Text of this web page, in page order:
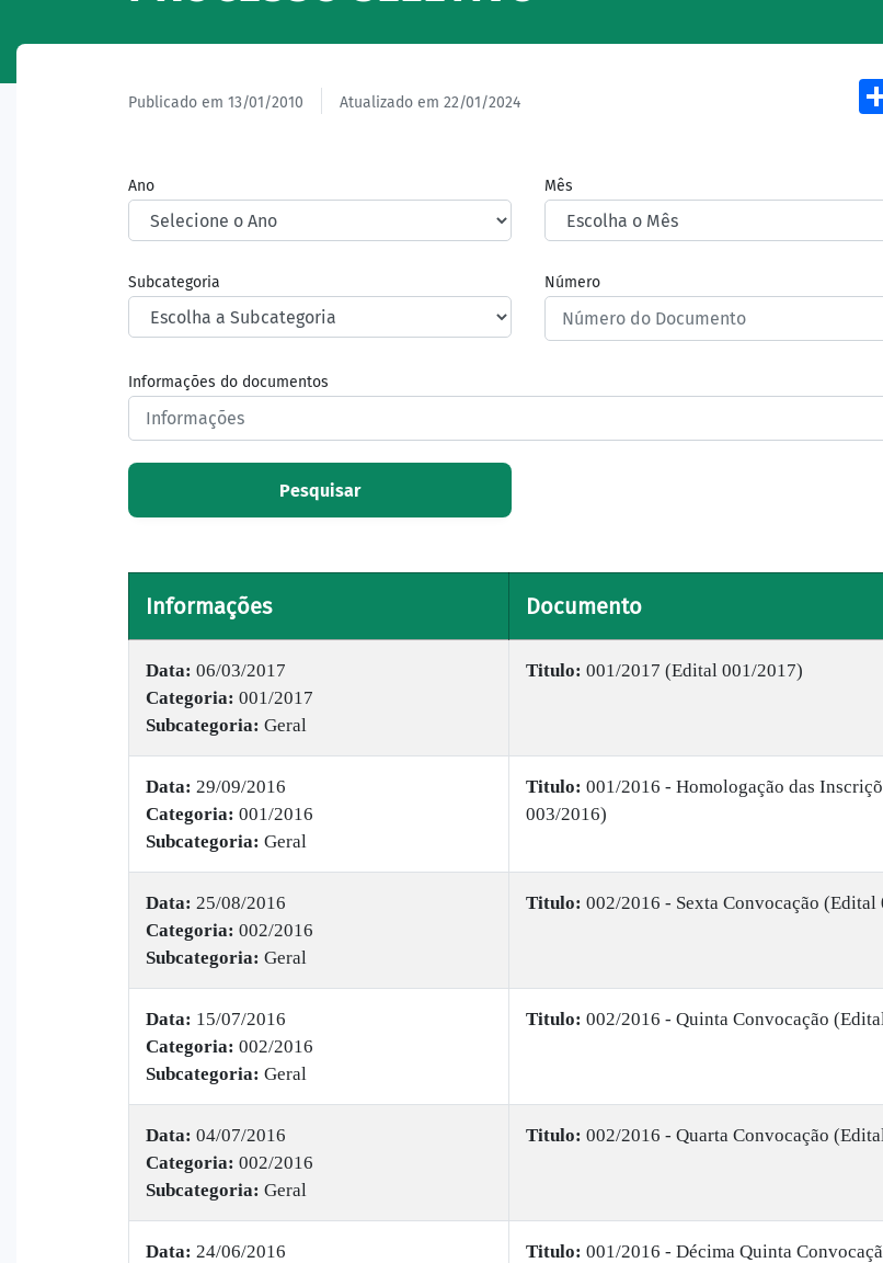
Publicado em 13/01/2010 Atualizado em 22/01/2024
Ano Mês
Subcategoria Número
Informações do documentos
Pesquisar
Informações Documento
Data: 06/03/2017
Categoria: 001/2017
Subcategoria: Geral
Titulo: 001/2017 (Edital 001/2017)
Data: 29/09/2016
Categoria: 001/2016
Subcategoria: Geral
Titulo: 001/2016 - Homologação das
003/2016)
Data: 25/08/2016
Categoria: 002/2016
Subcategoria: Geral
Titulo: 002/2016 - Sexta Convocação (Edital
Data: 15/07/2016
Categoria: 002/2016
Subcategoria: Geral
Titulo: 002/2016 - Quinta Convocação
Data: 04/07/2016
Categoria: 002/2016
Subcategoria: Geral
Titulo: 002/2016 - Quarta Convocação
Data: 24/06/2016
Titulo: 001/2016 - Décima Quinta